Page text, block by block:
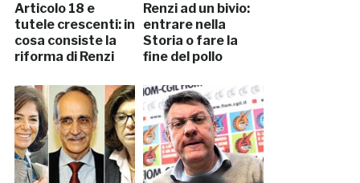
Articolo 18 e
tutele crescenti: in
cosa consiste la
riforma di Renzi
Renzi ad un bivio:
entrare nella
Storia o fare la
fine del pollo